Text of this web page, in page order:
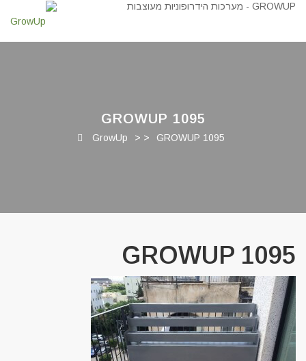
GROWUP 1095
GrowUp > > GROWUP 1095
GROWUP 1095